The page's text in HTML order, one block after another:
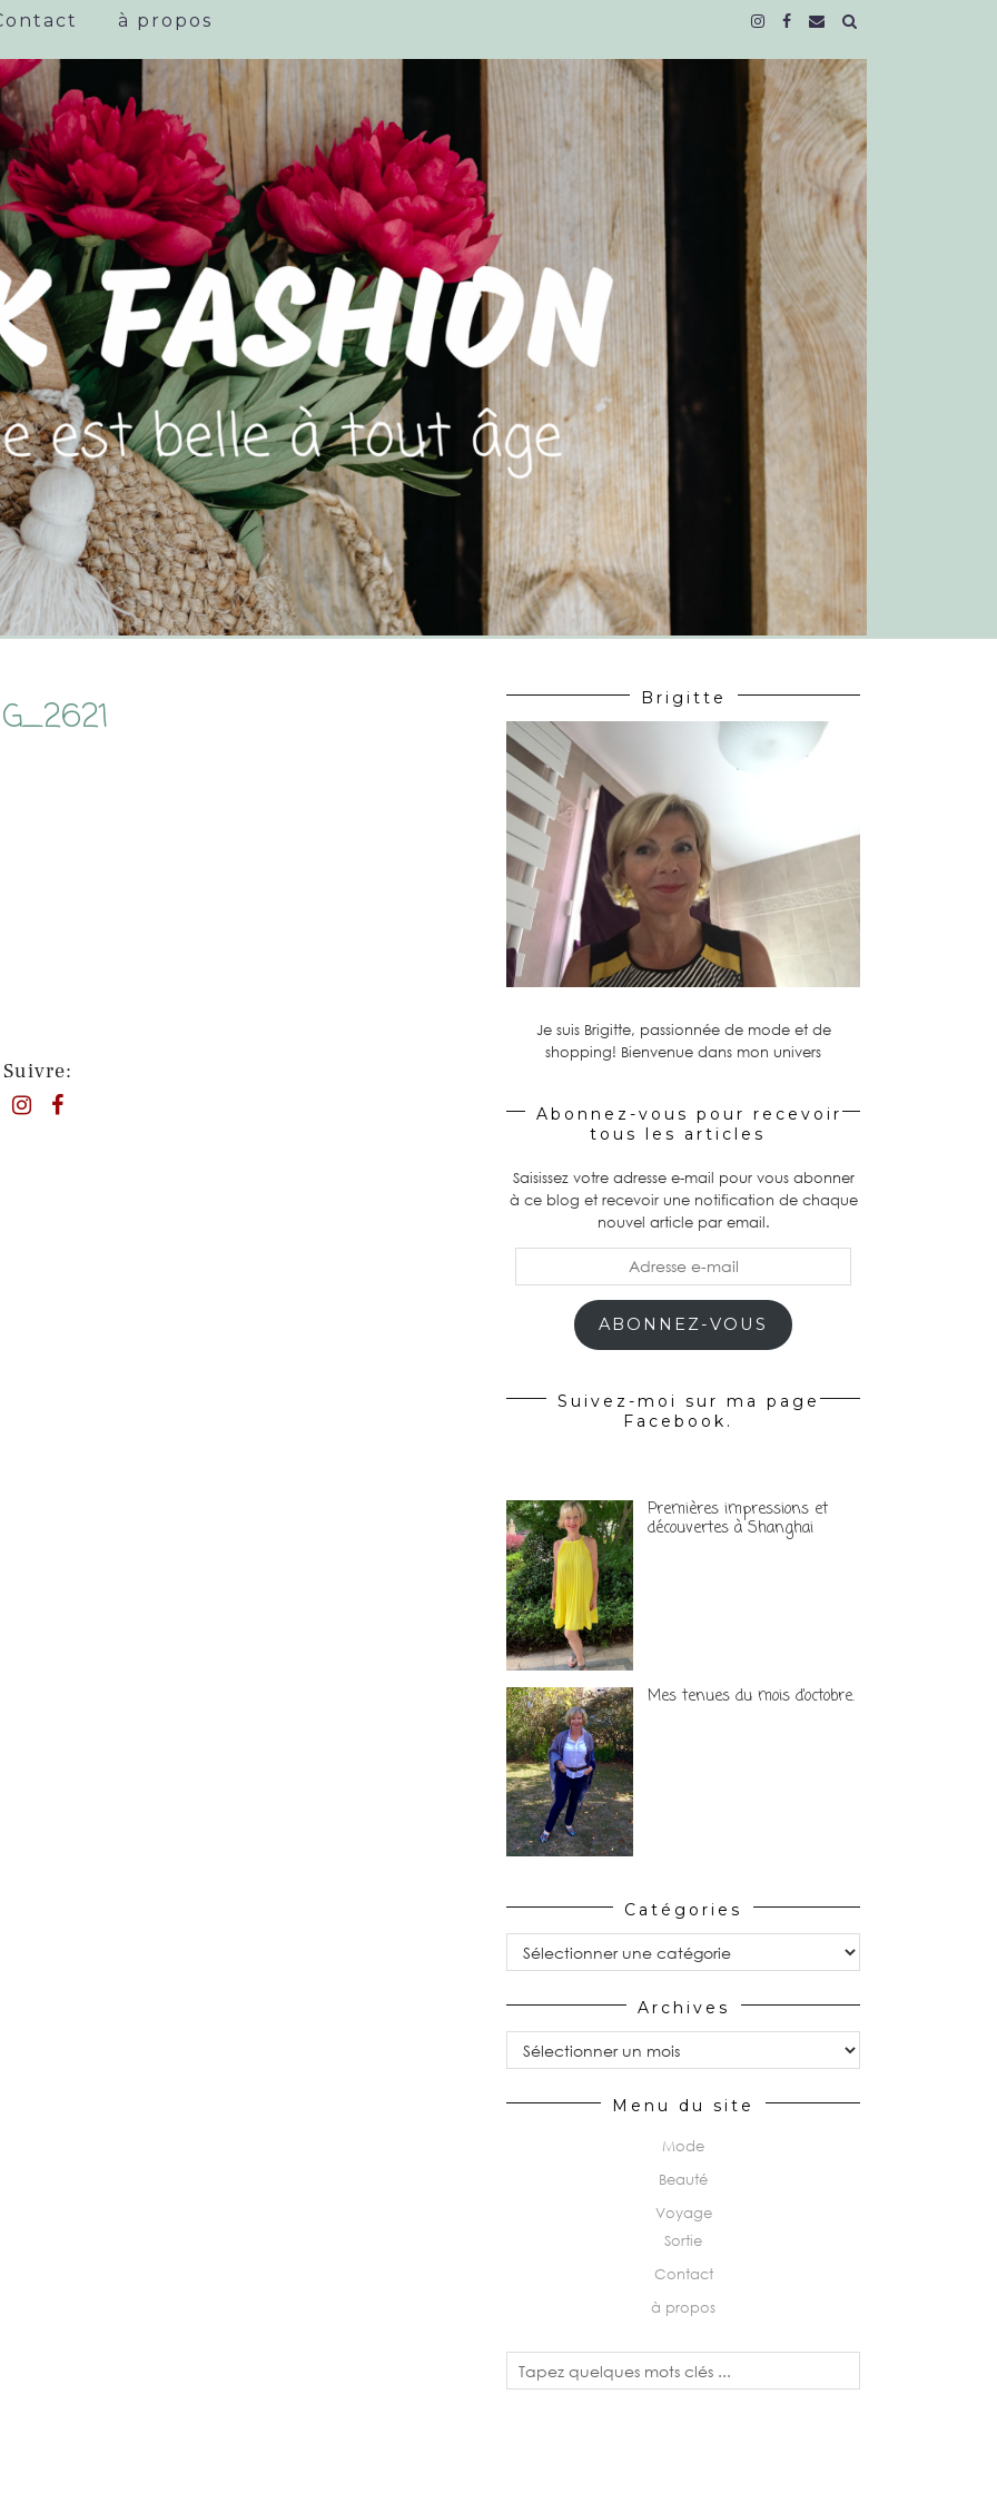
à propos
Suivre:
Brigitte
Je suis Brigitte, passionnée de mode et de
shopping! Bienvenue dans mon univers
Abonnez-vous pour recevoir
tous les articles
Saisissez votre adresse e-mail pour vous abonner
à ce blog et recevoir une notification de chaque
nouvel article par email.
ABONNEZ-VOUS
Suivez-moi sur ma page
Facebook.
Premières impressions et
découvertes à Shanghai
Mes tenues du mois d’octobre.
Catégories
Catégories
Archives
Archives
Menu du site
Mode
Beauté
Voyage
Sortie
Contact
à propos